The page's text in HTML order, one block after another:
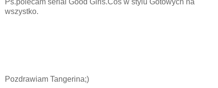
wszystko.
Pozdrawiam Tangerina;)